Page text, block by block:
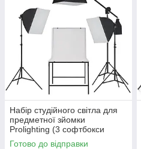
Набір студійного світла для
предметної зйомки
Prolighting (3 софтбокси
50x70 + стіл)
Готово до відправки